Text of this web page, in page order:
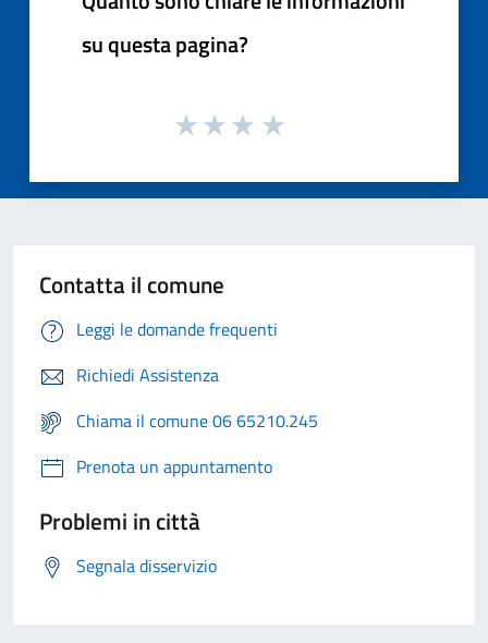
su questa pagina?
Contatta il comune
Leggi le domande frequenti
Richiedi Assistenza
Chiama il comune 06 65210.245
Prenota un appuntamento
Problemi in città
Segnala disservizio